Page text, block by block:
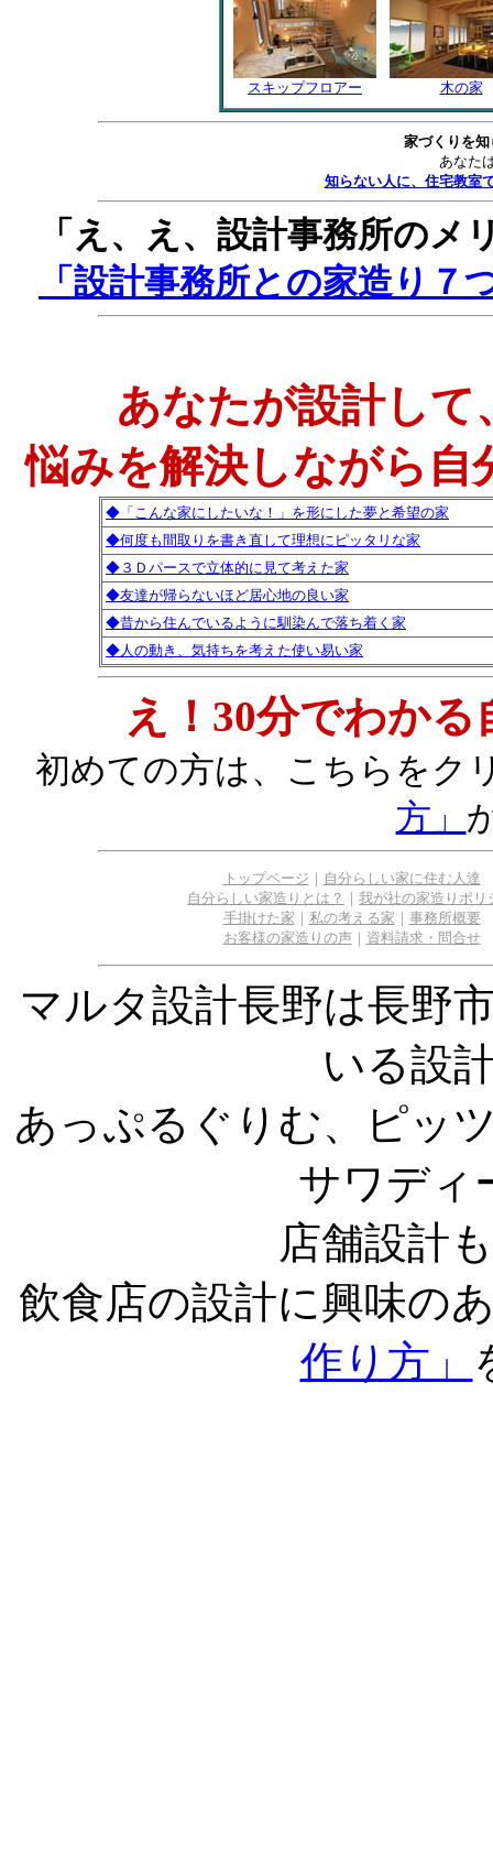
スキップフロアー 木の家
家づくりを
あなた
知らない人に、住宅教室
「え、え、設計事務所のメ
「設計事務所との家造り７
あなたが設計して
悩みを解決しながら自
◆「こんな家にしたいな！」を形にした夢と希望の家
◆何度も間取りを書き直して理想にピッタリな家
◆３Ｄパースで立体的に見て考えた家
◆友達が帰らないほど居心地の良い家
◆昔から住んでいるように馴染んで落ち着く家
◆人の動き、気持ちを考えた使い易い家
え！30分でわか
初めての方は、こちらをク
方」
トップページ
自分らしい家に住む人達
自分らしい家造りとは？
我が社の家造りポリ
手掛けた家
私の考える家
事務所概要
お客様の家造りの声｜ 資料請求・問合せ
マルタ設計長野は長野
いる設
あっぷるぐりむ、ピッ
サワディ
店舗設計
飲食店の設計に興味の
作り方」